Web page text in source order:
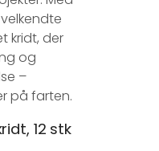
kridt, der
og
–
på farten.
12 stk